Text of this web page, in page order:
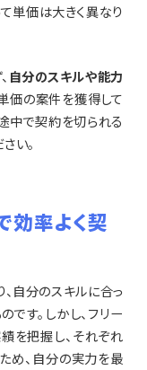
単価は大きく異なり
自分のスキルや能力
価の案件を獲得して
中で契約を切られる
い。
効率よく契
自分のスキルに合っ
す。しかし、フリー
を把握し、それぞれ
め、自分の実力を最